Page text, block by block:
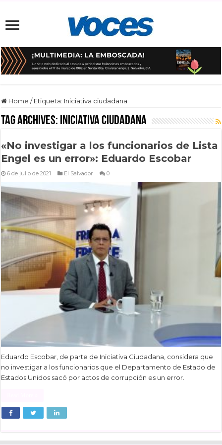
Home / Etiqueta: Iniciativa ciudadana
Tag Archives: Iniciativa ciudadana
«No investigar a los funcionarios de Lista
Engel es un error»: Eduardo Escobar
6 de julio de 2021 El Salvador 0
Eduardo Escobar, de parte de Iniciativa Ciudadana, considera que
no investigar a los funcionarios que el Departamento de Estado de
Estados Unidos sacó por actos de corrupción es un error.